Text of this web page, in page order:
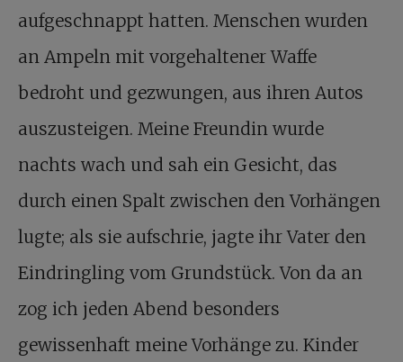
aufgeschnappt hatten. Menschen wurden
an Ampeln mit vorgehaltener Waffe
bedroht und gezwungen, aus ihren Autos
auszusteigen. Meine Freundin wurde
nachts wach und sah ein Gesicht, das
durch einen Spalt zwischen den Vorhängen
lugte; als sie aufschrie, jagte ihr Vater den
Eindringling vom Grundstück. Von da an
zog ich jeden Abend besonders
gewissenhaft meine Vorhänge zu. Kinder